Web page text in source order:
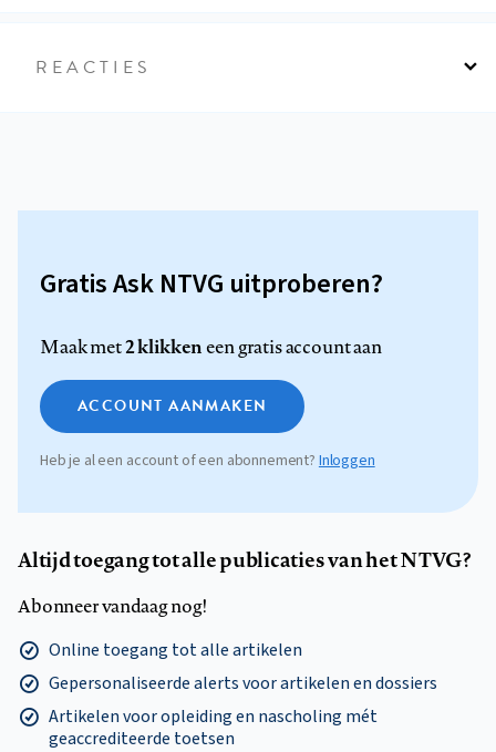
REACTIES
Gratis Ask NTVG uitproberen?
Maak met2 klikkeneen gratis account aan
ACCOUNT AANMAKEN
Heb je al een account of een abonnement? Inloggen
Altijd toegang tot alle publicaties van het NTVG?
Abonneer vandaag nog!
Online toegang tot alle artikelen
Gepersonaliseerde alerts voor artikelen en dossiers
Artikelen voor opleiding en nascholing mét
geaccrediteerde toetsen